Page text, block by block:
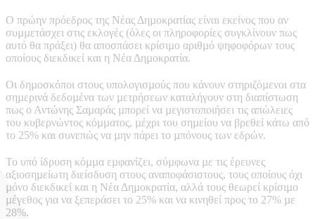
Ο πρώην πρόεδρος της Νέας Δηµοκρατίας είναι εκείνος που αν
συµµετάσχει στις εκλογές (όλες οι πληροφορίες συγκλίνουν πως
αυτό θα πράξει) θα αποσπάσει κρίσιµο αριθµό ψηφοφόρων τους
οποίους διεκδικεί και η Νέα Δηµοκρατία.
Οι δηµοσκόποι στους υπολογισµούς που κάνουν στηριζόµενοι στα
σηµερινά δεδοµένα των µετρήσεων καταλήγουν στη διαπίστωση
πως ο Αντώνης Σαµαράς µπορεί να µεγιστοποιήσει τις απώλειες
του κυβερνώντος κόµµατος, µέχρι του σηµείου να βρεθεί κάτω από
το 25% και συνεπώς να µην πάρει το µπόνους των εδρών.
Το υπό ίδρυση κόµµα εµφανίζει, σύµφωνα µε τις έρευνες
αξιοσηµείωτη διείσδυση στους αναποφάσιστους, τους οποίους όχι
µόνο διεκδικεί και η Νέα Δηµοκρατία, αλλά τους θεωρεί κρίσιµο
µέγεθος για να ξεπεράσει το 25% και να κινηθεί προς το 27% µε
28%.